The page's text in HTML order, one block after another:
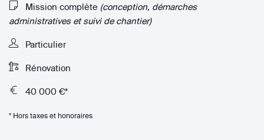
Mission complète (conception, démarches
administratives et suivi de chantier)
Particulier
Rénovation
40 000 €*
* Hors taxes et honoraires